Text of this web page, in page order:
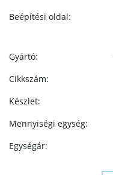
Beépítési oldal:
Gyártó:
Cikkszám:
Készlet:
Mennyiségi egység:
Egységár: